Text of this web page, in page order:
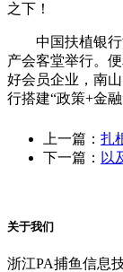
之下！
中国扶植银行深
产会客堂举行。
好会员企业，南
行搭建“政策+金
上一篇： 扎
下一篇： 以
关于我们
浙江PA捕鱼信息